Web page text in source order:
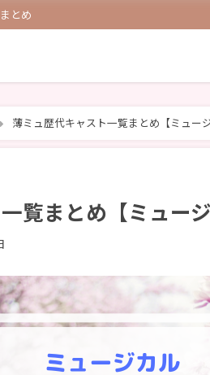
とめ
薄ミュ歴代キャスト一覧まとめ【ミュー
覧まとめ【ミュージ